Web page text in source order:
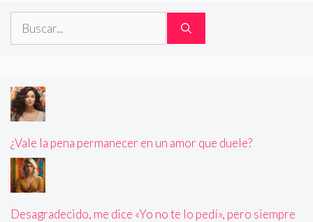
Buscar:
¿Vale la pena permanecer en un amor que duele?
Desagradecido, me dice «Yo no te lo pedí», pero siempre